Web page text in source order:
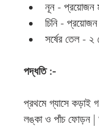
নূন - প্রয়োজন
চিনি -
সর্ষের তেল - ২
পদ্ধতি :-
প্রথমে গ্যাসে কড়াই
লঙ্কা ও পাঁচ ফোড়ন |